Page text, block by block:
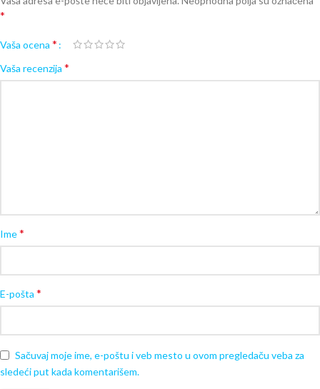
*
Vaša ocena *
Vaša recenzija *
Ime*
E-pošta *
Sačuvaj moje ime, e-poštu i veb mesto u ovom pregledaču veba za
sledeći put kada komentarišem.